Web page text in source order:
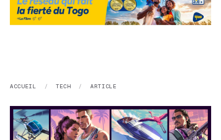
ACCUEIL / TECH / ARTICLE